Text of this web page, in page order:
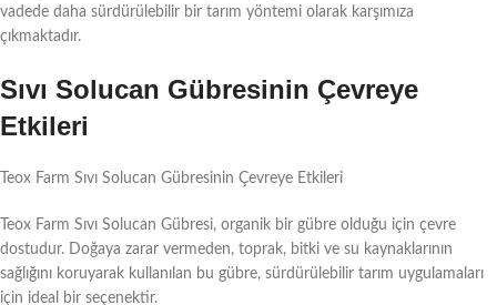
vadede daha sürdürülebilir bir tarım yöntemi olarak karşımıza
çıkmaktadır.
Sıvı Solucan Gübresinin Çevreye
Etkileri
Teox Farm Sıvı Solucan Gübresinin Çevreye Etkileri
Teox Farm Sıvı Solucan Gübresi, organik bir gübre olduğu için çevre
dostudur. Doğaya zarar vermeden, toprak, bitki ve su kaynaklarının
sağlığını koruyarak kullanılan bu gübre, sürdürülebilir tarım uygulamaları
için ideal bir seçenektir.